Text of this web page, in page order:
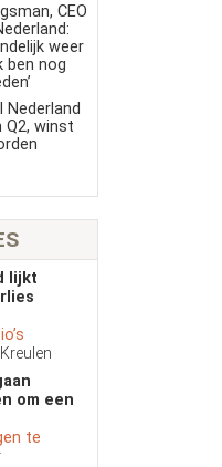
CEO
weer
ben nog
Nederland
Q2, winst
lijkt
om een
te